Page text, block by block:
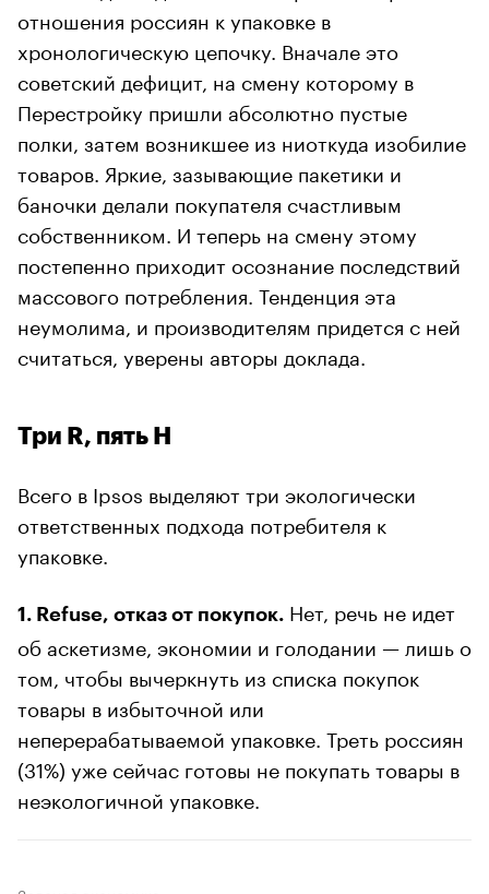
отношения россиян к упаковке в
хронологическую цепочку. Вначале это
советский дефицит, на смену которому в
Перестройку пришли абсолютно пустые
полки, затем возникшее из ниоткуда изобилие
товаров. Яркие, зазывающие пакетики и
баночки делали покупателя счастливым
собственником. И теперь на смену этому
постепенно приходит осознание последствий
массового потребления. Тенденция эта
неумолима, и производителям придется с ней
считаться, уверены авторы доклада.
Три R, пять H
Всего в Ipsos выделяют три экологически
ответственных подхода потребителя к
упаковке.
1. Refuse, отказ от покупок. Нет, речь не идет
об аскетизме, экономии и голодании — лишь о
том, чтобы вычеркнуть из списка покупок
товары в избыточной или
неперерабатываемой упаковке. Треть россиян
(31%) уже сейчас готовы не покупать товары в
неэкологичной упаковке.